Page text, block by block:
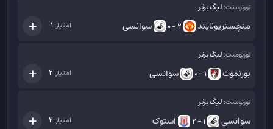
تورنومنت: لیگ برتر
منچستریونایتد 2 - 0 سوانسی امتیاز:1
تورنومنت: لیگ برتر
بورنموث 1 - 0 سوانسی امتیاز: 2
تورنومنت: لیگ برتر
سوانسی 1 - 2 استوک امتیاز: 2